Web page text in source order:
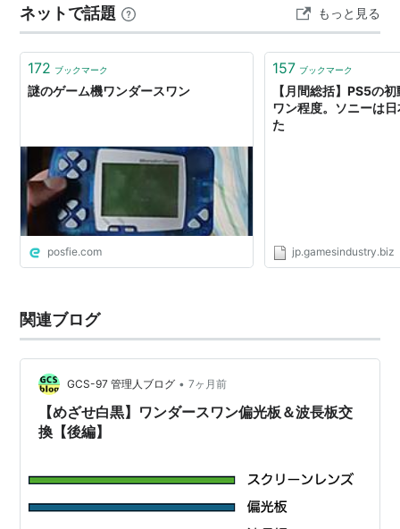
イトル画面 タイトルは 『GRID PEY』－グリペイ― で
す！ 光る四角のマスが…
ネットで話題 もっと見る
172 ブックマーク
謎のゲーム機ワンダースワン
posfie.com
157 ブックマーク
【月間総括】PS5の
ワン程度。ソニーは
た
jp.gamesindustry.biz
関連ブログ
GCS-97 管理人ブログ • 7ヶ月前
【めざせ白黒】ワンダースワン偏光板＆波長板交
換【後編】